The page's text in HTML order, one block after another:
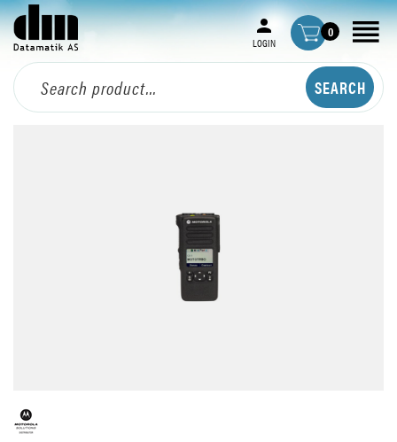
LOGIN
0